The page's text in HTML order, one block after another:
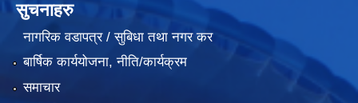
सुचनाहरु
नागरिक वडापत्र / सुबिधा तथा नगर कर
बार्षिक कार्ययोजना, नीति/कार्यक्रम
समाचार